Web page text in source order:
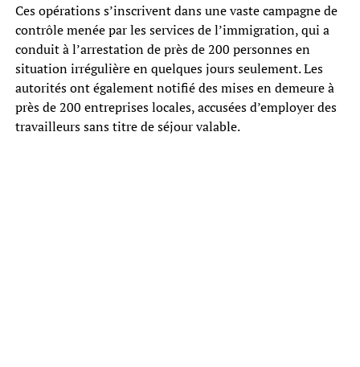
Ces opérations s’inscrivent dans une vaste campagne de
contrôle menée par les services de l’immigration, qui a
conduit à l’arrestation de près de 200 personnes en
situation irrégulière en quelques jours seulement. Les
autorités ont également notifié des mises en demeure à
près de 200 entreprises locales, accusées d’employer des
travailleurs sans titre de séjour valable.